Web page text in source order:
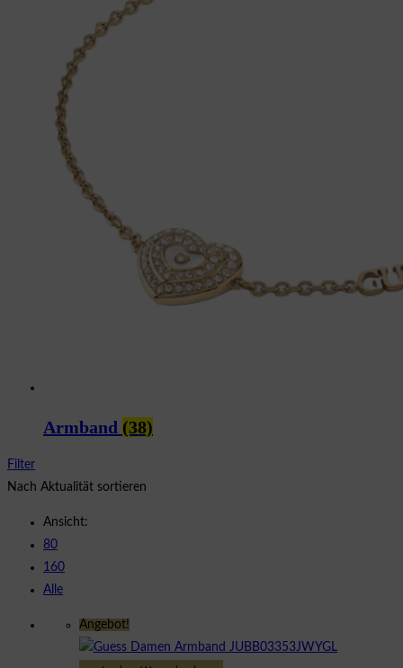
Armband (38)
Filter
Nach Aktualität sortieren
Ansicht:
80
160
Alle
Angebot!